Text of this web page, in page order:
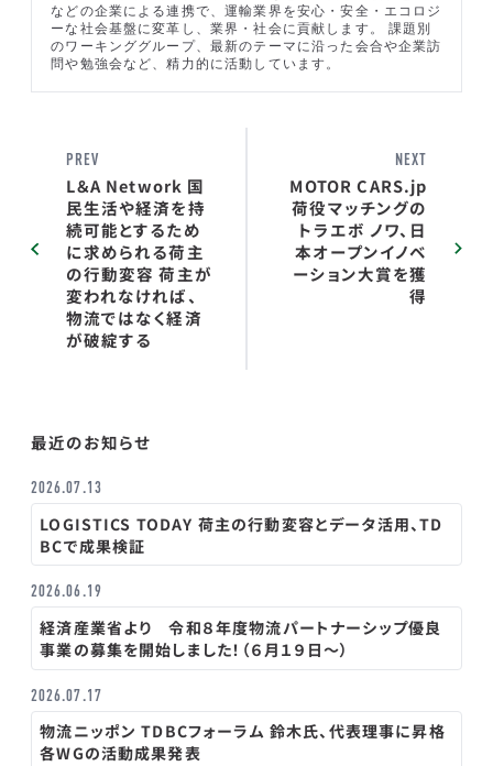
などの企業による連携で、運輸業界を安心・安全・エコロジ
ーな社会基盤に変革し、業界・社会に貢献します。 課題別
のワーキンググループ、最新のテーマに沿った会合や企業訪
問や勉強会など、精力的に活動しています。
PREV
L＆A Network 国
民生活や経済を持
続可能とするため
に求められる荷主
の行動変容 荷主が
変われなければ、
物流ではなく経済
が破綻する
NEXT
MOTOR CARS.jp
荷役マッチングの
トラエボ ノワ、日
本オープンイノベ
ーション大賞を獲
得
最近のお知らせ
2026.07.13
LOGISTICS TODAY 荷主の行動変容とデータ活用、TD
BCで成果検証
2026.06.19
経済産業省より 令和８年度物流パートナーシップ優良
事業の募集を開始しました！（６月１９日～）
2026.07.17
物流ニッポン TDBCフォーラム 鈴木氏、代表理事に昇格
各WGの活動成果発表